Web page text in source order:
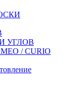
УГЛОВ
/ CURIO